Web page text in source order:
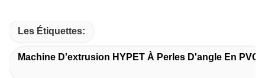
Les Étiquettes:
Machine D'extrusion HYPET À Perles D'angle En PVC